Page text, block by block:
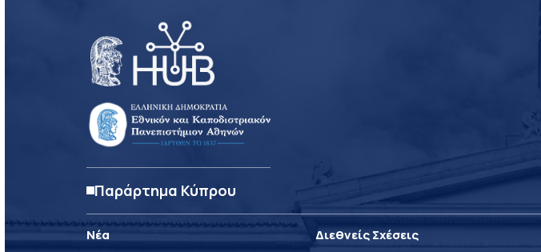
Παράρτημα Κύπρου
Νέα Διεθνείς Σχέσεις